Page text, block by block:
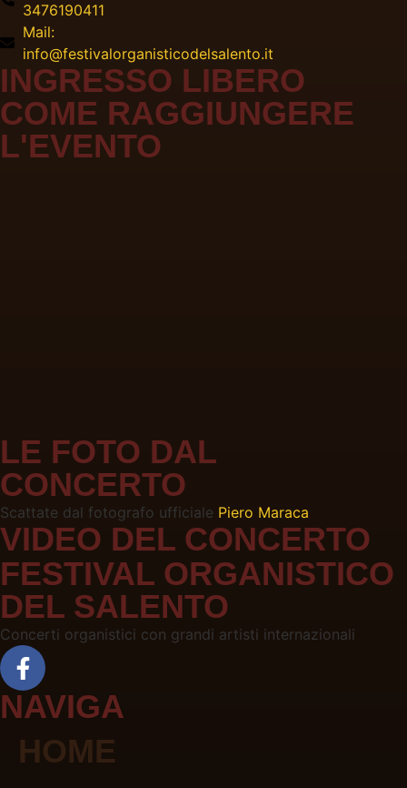
3476190411
Mail:
info@festivalorganisticodelsalento.it
INGRESSO LIBERO
COME RAGGIUNGERE
L'EVENTO
LE FOTO DAL
CONCERTO
Scattate dal fotografo ufficiale Piero Maraca
VIDEO DEL CONCERTO
FESTIVAL ORGANISTICO
DEL SALENTO
Concerti organistici con grandi artisti internazionali
NAVIGA
HOME